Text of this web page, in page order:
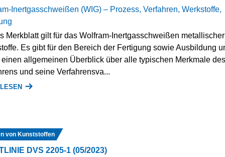
Inertgasschweißen (WIG) – Prozess, Verfahren, Werkstoffe,
Merkblatt gilt für das Wolfram-Inertgasschweißen metallischer
Es gibt für den Bereich der Fertigung sowie Ausbildung
allgemeinen Überblick über alle typischen Merkmale
und seine Verfahrensva...
von Kunststoffen
DVS 2205-1 (05/2023)